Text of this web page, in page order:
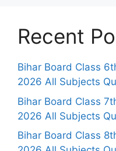
Recent
Bihar Board Class
2026 All Subjects
Bihar Board Class
2026 All Subjects
Bihar Board Class